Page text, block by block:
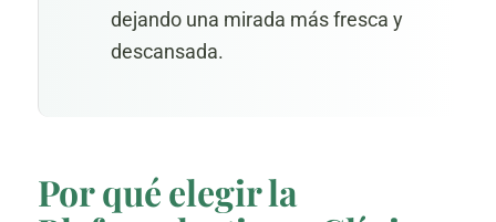
dejando una mirada más fresca y
descansada.
Por qué elegir la